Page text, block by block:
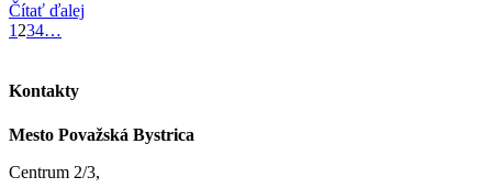
Čítať ďalej
1 234…
Kontakty
Mesto Považská Bystrica
Centrum 2/3,